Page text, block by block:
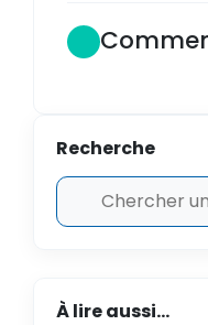
Recherche
À lire aussi...